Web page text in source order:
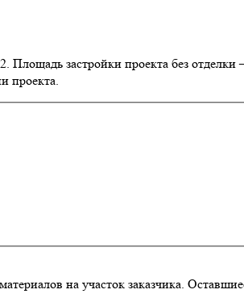
. Площадь застройки проекта без
проекта.
на участок заказчика.